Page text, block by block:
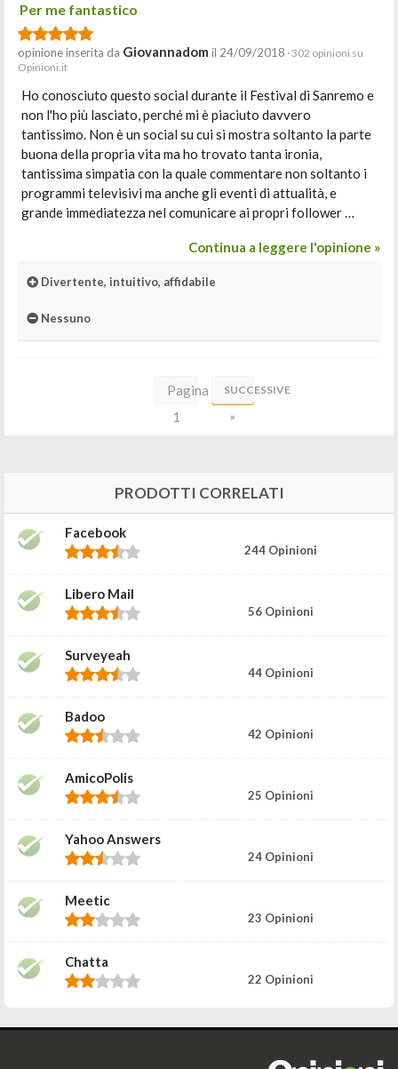
Per me fantastico
opinione inserita da Giovannadom il 24/09/2018 · 302 opinioni su
Opinioni.it
Ho conosciuto questo social durante il Festival di Sanremo e
non l'ho più lasciato, perché mi è piaciuto davvero
tantissimo. Non è un social su cui si mostra soltanto la parte
buona della propria vita ma ho trovato tanta ironia,
tantissima simpatia con la quale commentare non soltanto i
programmi televisivi ma anche gli eventi di attualità, e
grande immediatezza nel comunicare ai propri follower …
Continua a leggere l'opinione »
Divertente, intuitivo, affidabile
Nessuno
Pagina
1
SUCCESSIVE
»
PRODOTTI CORRELATI
Facebook
244 Opinioni
Libero Mail
56 Opinioni
Surveyeah
44 Opinioni
Badoo
42 Opinioni
AmicoPolis
25 Opinioni
Yahoo Answers
24 Opinioni
Meetic
23 Opinioni
Chatta
22 Opinioni